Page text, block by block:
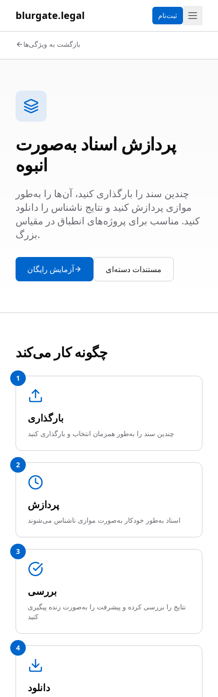
blurgate.legal ثبت‌نام
بازگشت به ویژگی‌ها
پردازش اسناد به‌صورت
انبوه
چندین سند را بارگذاری کنید، آن‌ها را به‌طور
موازی پردازش کنید و نتایج ناشناس را دانلود
کنید. مناسب برای پروژه‌های انطباق در مقیاس
بزرگ.
آزمایش رایگان مستندات دسته‌ای
چگونه کار می‌کند
1
بارگذاری
چندین سند را به‌طور همزمان انتخاب و بارگذاری کنید
2
پردازش
اسناد به‌طور خودکار به‌صورت موازی ناشناس می‌شوند
3
بررسی
نتایج را بررسی کرده و پیشرفت را به‌صورت زنده پیگیری
کنید
4
دانلود